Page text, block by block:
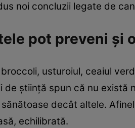
noi concluzii legate de
pot preveni şi
usturoiul, ceaiul
de ştiinţă spun că nu există
sănătoase decât altele.
echilibrată.